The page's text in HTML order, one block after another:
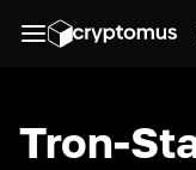
Tron-